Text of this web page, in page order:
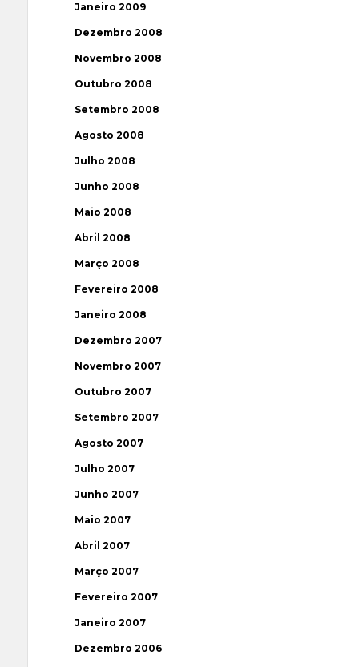
Janeiro 2009
Dezembro 2008
Novembro 2008
Outubro 2008
Setembro 2008
Agosto 2008
Julho 2008
Junho 2008
Maio 2008
Abril 2008
Março 2008
Fevereiro 2008
Janeiro 2008
Dezembro 2007
Novembro 2007
Outubro 2007
Setembro 2007
Agosto 2007
Julho 2007
Junho 2007
Maio 2007
Abril 2007
Março 2007
Fevereiro 2007
Janeiro 2007
Dezembro 2006